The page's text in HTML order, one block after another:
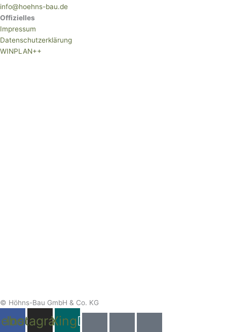
info@hoehns-bau.de
Offizielles
Impressum
Datenschutzerklärung
WINPLAN++
© Höhns-Bau GmbH & Co. KG
Instagram
Xing